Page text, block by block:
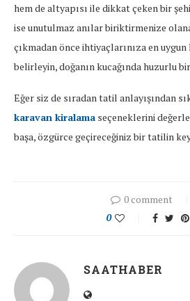
hem de altyapısı ile dikkat çeken bir
ise unutulmaz anılar biriktirmenize
çıkmadan önce ihtiyaçlarınıza en uygun
belirleyin, doğanın kucağında huzurlu
Eğer siz de sıradan tatil anlayışından
karavan kiralama seçeneklerini
başa, özgürce geçireceğiniz bir tatilin
0 comment
0
SAATHABER